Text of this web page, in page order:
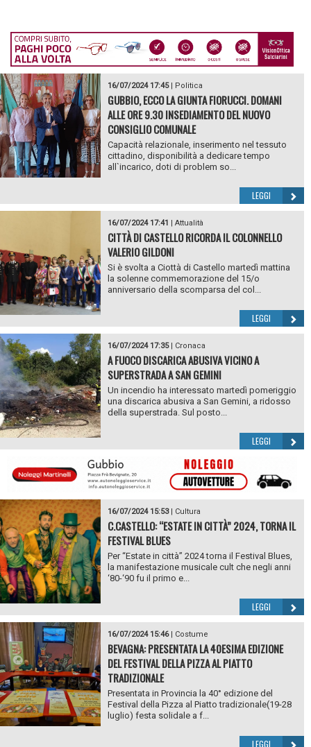
16/07/2024 17:45| Politica
GUBBIO, ECCO LA GIUNTA FIORUCCI. DOMANI
ALLE ORE 9.30 INSEDIAMENTO DEL NUOVO
CONSIGLIO COMUNALE
Capacità relazionale, inserimento nel tessuto
cittadino, disponibilità a dedicare tempo
all`incarico, doti di problem so...
LEGGI
16/07/2024 17:41 Attualità
CITTÀ DI CASTELLO RICORDA IL COLONNELLO
VALERIO GILDONI
Si è svolta a Ciottà di Castello martedì mattina
la solenne commemorazione del 15/o
anniversario della scomparsa del col...
LEGGI
16/07/2024 17:35| Cronaca
A FUOCO DISCARICA ABUSIVA VICINO A
SUPERSTRADA A SAN GEMINI
Un incendio ha interessato martedì pomeriggio
una discarica abusiva a San Gemini, a ridosso
della superstrada. Sul posto...
LEGGI
16/07/2024 15:53| Cultura
C.CASTELLO: “ESTATE IN CITTÀ” 2024, TORNA IL
FESTIVAL BLUES
Per “Estate in città” 2024 torna il Festival Blues,
la manifestazione musicale cult che negli anni
‘80-‘90 fu il primo e...
LEGGI
16/07/2024 15:46| Costume
BEVAGNA: PRESENTATA LA 40ESIMA EDIZIONE
DEL FESTIVAL DELLA PIZZA AL PIATTO
TRADIZIONALE
Presentata in Provincia la 40° edizione del
Festival della Pizza al Piatto tradizionale(19-28
luglio) festa solidale a f...
LEGGI